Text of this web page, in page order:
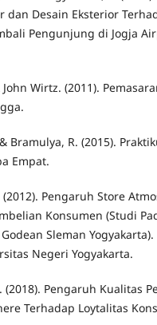
dan Desain Eksterior
Pengunjung di Jogja
John Wirtz. (2011).
Bramulya, R. (2015).
Empat.
Pengaruh Store
Konsumen (Studi
Sleman
Negeri Yogyakarta.
(2018). Pengaruh Kualitas
Terhadap Loytalitas